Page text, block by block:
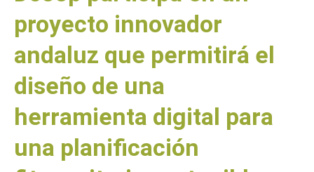
proyecto innovador
andaluz que permitirá el
diseño de una
herramienta digital para
una planificación